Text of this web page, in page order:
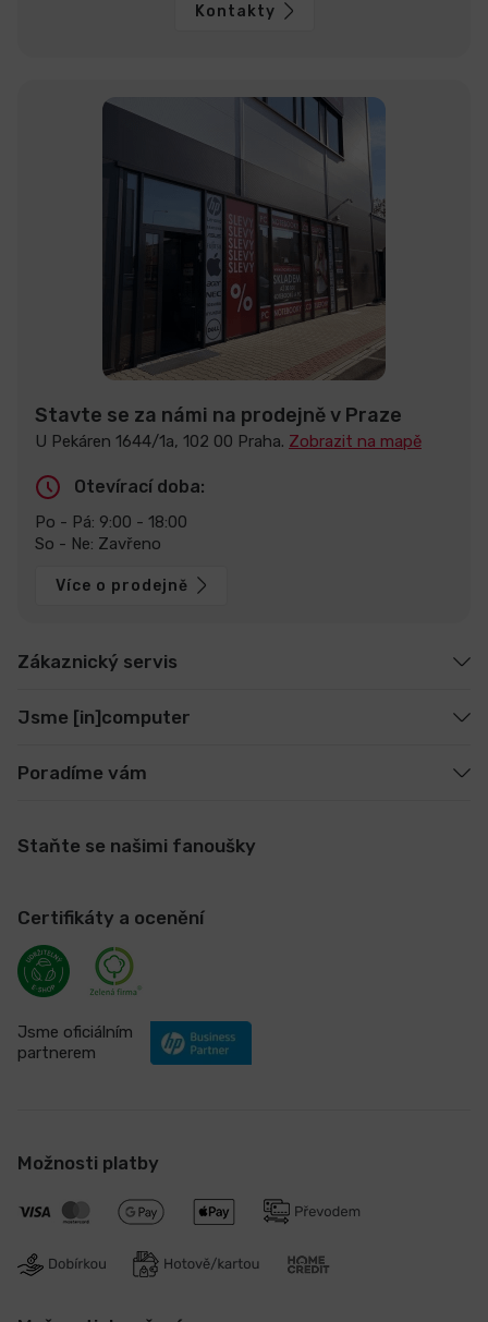
Kontakty
Stavte se za námi na prodejně v Praze
U Pekáren 1644/1a, 102 00 Praha. Zobrazit na mapě
Otevírací doba:
Po - Pá: 9:00 - 18:00
So - Ne: Zavřeno
Více o prodejně
Zákaznický servis
Jsme [in]computer
Poradíme vám
Staňte se našimi fanoušky
Certifikáty a ocenění
Jsme oficiálním
partnerem
Možnosti platby